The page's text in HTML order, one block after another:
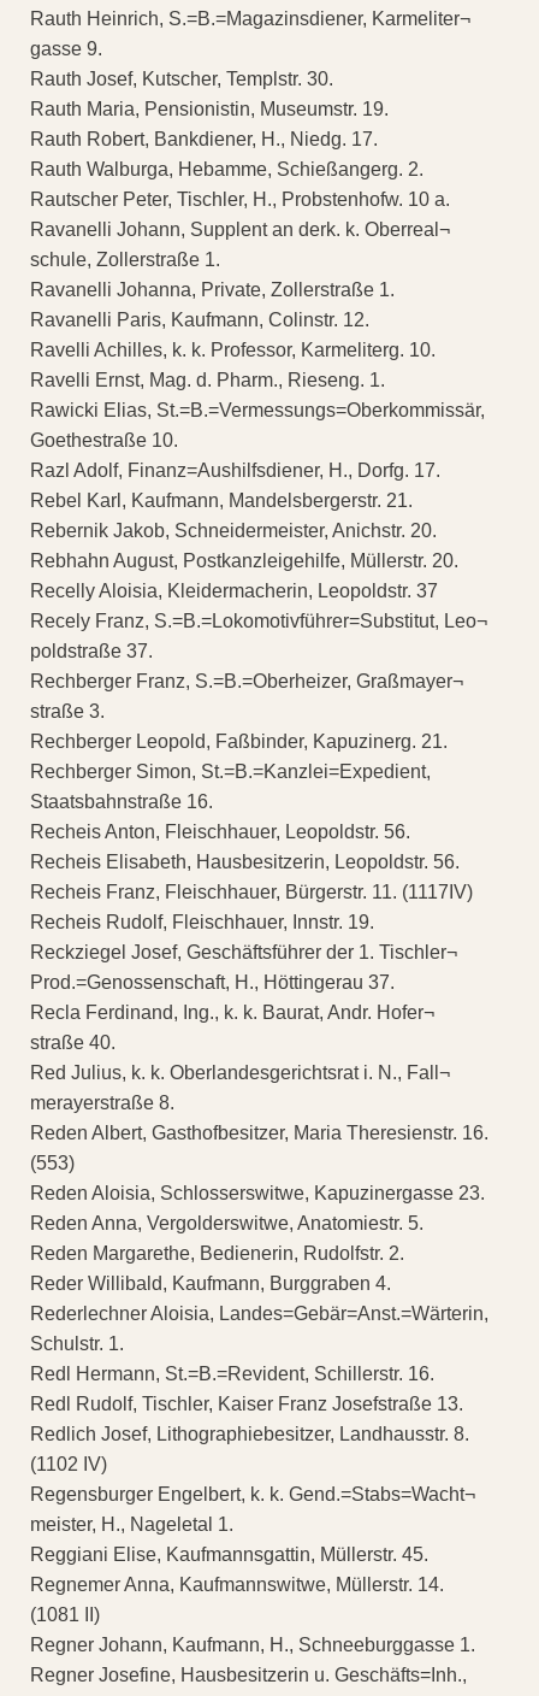
Rauth Heinrich, S.=B.=Magazinsdiener, Karmeliter¬
gasse 9.
Rauth Josef, Kutscher, Templstr. 30.
Rauth Maria, Pensionistin, Museumstr. 19.
Rauth Robert, Bankdiener, H., Niedg. 17.
Rauth Walburga, Hebamme, Schießangerg. 2.
Rautscher Peter, Tischler, H., Probstenhofw. 10 a.
Ravanelli Johann, Supplent an derk. k. Oberreal¬
schule, Zollerstraße 1.
Ravanelli Johanna, Private, Zollerstraße 1.
Ravanelli Paris, Kaufmann, Colinstr. 12.
Ravelli Achilles, k. k. Professor, Karmeliterg. 10.
Ravelli Ernst, Mag. d. Pharm., Rieseng. 1.
Rawicki Elias, St.=B.=Vermessungs=Oberkommissär,
Goethestraße 10.
Razl Adolf, Finanz=Aushilfsdiener, H., Dorfg. 17.
Rebel Karl, Kaufmann, Mandelsbergerstr. 21.
Rebernik Jakob, Schneidermeister, Anichstr. 20.
Rebhahn August, Postkanzleigehilfe, Müllerstr. 20.
Recelly Aloisia, Kleidermacherin, Leopoldstr. 37
Recely Franz, S.=B.=Lokomotivführer=Substitut, Leo¬
poldstraße 37.
Rechberger Franz, S.=B.=Oberheizer, Graßmayer¬
straße 3.
Rechberger Leopold, Faßbinder, Kapuzinerg. 21.
Rechberger Simon, St.=B.=Kanzlei=Expedient,
Staatsbahnstraße 16.
Recheis Anton, Fleischhauer, Leopoldstr. 56.
Recheis Elisabeth, Hausbesitzerin, Leopoldstr. 56.
Recheis Franz, Fleischhauer, Bürgerstr. 11. (1117IV)
Recheis Rudolf, Fleischhauer, Innstr. 19.
Reckziegel Josef, Geschäftsführer der 1. Tischler¬
Prod.=Genossenschaft, H., Höttingerau 37.
Recla Ferdinand, Ing., k. k. Baurat, Andr. Hofer¬
straße 40.
Red Julius, k. k. Oberlandesgerichtsrat i. N., Fall¬
merayerstraße 8.
Reden Albert, Gasthofbesitzer, Maria Theresienstr. 16.
(553)
Reden Aloisia, Schlosserswitwe, Kapuzinergasse 23.
Reden Anna, Vergolderswitwe, Anatomiestr. 5.
Reden Margarethe, Bedienerin, Rudolfstr. 2.
Reder Willibald, Kaufmann, Burggraben 4.
Rederlechner Aloisia, Landes=Gebär=Anst.=Wärterin,
Schulstr. 1.
Redl Hermann, St.=B.=Revident, Schillerstr. 16.
Redl Rudolf, Tischler, Kaiser Franz Josefstraße 13.
Redlich Josef, Lithographiebesitzer, Landhausstr. 8.
(1102 IV)
Regensburger Engelbert, k. k. Gend.=Stabs=Wacht¬
meister, H., Nageletal 1.
Reggiani Elise, Kaufmannsgattin, Müllerstr. 45.
Regnemer Anna, Kaufmannswitwe, Müllerstr. 14.
(1081 II)
Regner Johann, Kaufmann, H., Schneeburggasse 1.
Regner Josefine, Hausbesitzerin u. Geschäfts=Inh.,